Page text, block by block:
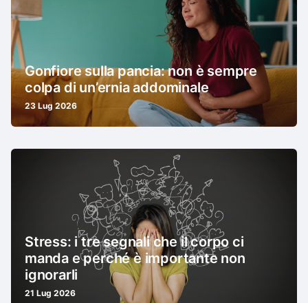
Gonfiore sulla pancia: non è sempre
colpa di un’ernia addominale
23 Lug 2026
Stress: i tre segnali che il corpo ci
manda e perché è importante non
ignorarli
21 Lug 2026